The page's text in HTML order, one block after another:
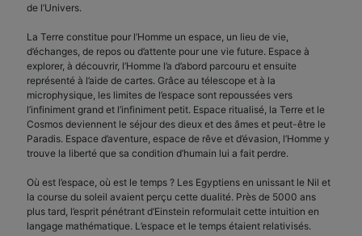
de l’Univers.
La Terre constitue pour l’Homme un espace, un lieu de vie,
d’échanges, de repos ou d’attente pour une vie future. Espace à
explorer, à découvrir, l’Homme l’a d’abord parcouru et ensuite
représenté à l’aide de cartes. Grâce au télescope et à la
microphysique, les limites de l’espace sont repoussées vers
l’infiniment grand et l’infiniment petit. Espace ritualisé, la Terre et le
Cosmos deviennent le séjour des dieux et des âmes et peut-être le
Paradis. Espace d’aventure, espace de rêve et d’évasion, l’Homme y
trouve la liberté que sa condition d’humain lui a fait perdre.
Où est l’espace, où est le temps ? Les Egyptiens en unissant le Nil et
la course du soleil avaient perçu cette dualité. Près de 5000 ans
plus tard, l’esprit pénétrant d’Einstein reformulait cette intuition en
langage mathématique. L’espace et le temps étaient relativisés.